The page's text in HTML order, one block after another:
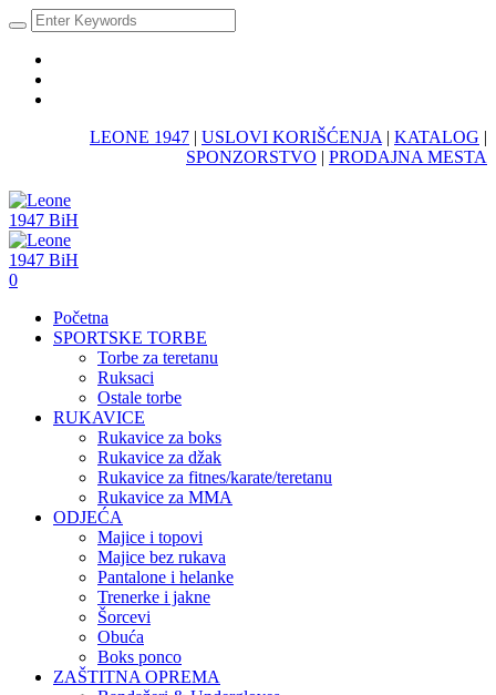
LEONE 1947 | USLOVI KORIŠĆENJA | KATALOG |
SPONZORSTVO | PRODAJNA MESTA
0
Početna
SPORTSKE TORBE
Torbe za teretanu
Ruksaci
Ostale torbe
RUKAVICE
Rukavice za boks
Rukavice za džak
Rukavice za fitnes/karate/teretanu
Rukavice za MMA
ODJEĆA
Majice i topovi
Majice bez rukava
Pantalone i helanke
Trenerke i jakne
Šorcevi
Obuća
Boks ponco
ZAŠTITNA OPREMA